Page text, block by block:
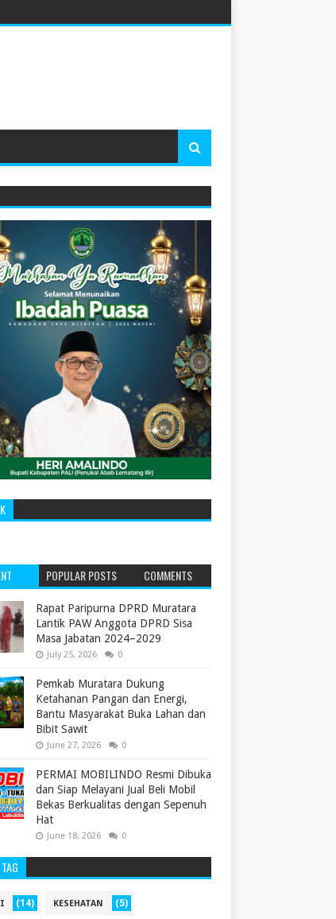
POPULAR POSTS COMMENTS
‎Rapat Paripurna DPRD Muratara
Lantik PAW Anggota DPRD Sisa
Masa Jabatan 2024–2029 ‎
July 25, 2026 0
Pemkab Muratara Dukung
Ketahanan Pangan dan Energi,
Bantu Masyarakat Buka Lahan dan
Bibit Sawit
June 27, 2026 0
PERMAI MOBILINDO Resmi Dibuka
dan Siap Melayani Jual Beli Mobil
Bekas Berkualitas dengan Sepenuh
Hat
June 18, 2026 0
(14) KESEHATAN (5)